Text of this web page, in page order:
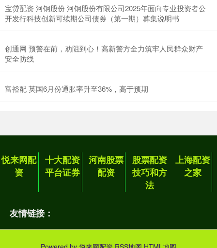
宝贷配资 河钢股份 河钢股份有限公司2025年面向专业投资者公
开发行科技创新可续期公司债券（第一期）募集说明书
创通网 预警在前，劝阻到心！高新警方全力筑牢人民群众财产
安全防线
富裕配 英国6月份通胀率升至36%，高于预期
悦来网配
资
十大配资
平台证券
河南股票
配资
股票配资
技巧和方
法
上海配资
之家
友情链接：